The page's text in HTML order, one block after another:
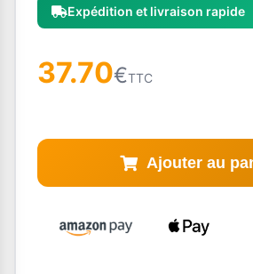
Expédition et livraison rapide
37.70€TTC
Ajouter au